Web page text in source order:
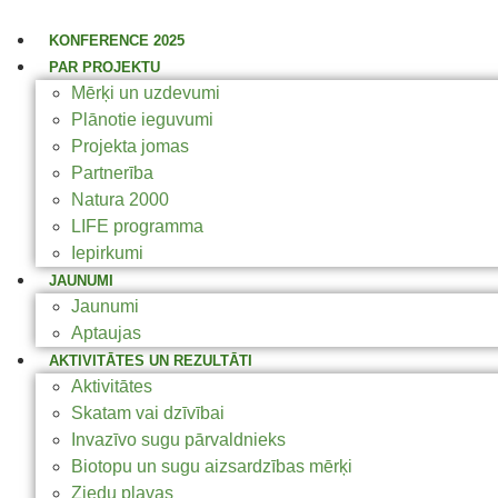
KONFERENCE 2025
PAR PROJEKTU
Mērķi un uzdevumi
Plānotie ieguvumi
Projekta jomas
Partnerība
Natura 2000
LIFE programma
Iepirkumi
JAUNUMI
Jaunumi
Aptaujas
AKTIVITĀTES UN REZULTĀTI
Aktivitātes
Skatam vai dzīvībai
Invazīvo sugu pārvaldnieks
Biotopu un sugu aizsardzības mērķi
Ziedu pļavas